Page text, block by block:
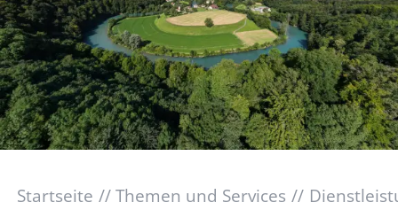
Startseite Themen und Services